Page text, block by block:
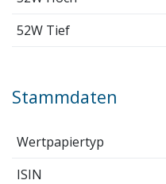
52W Tief
Stammdaten
Wertpapiertyp
ISIN